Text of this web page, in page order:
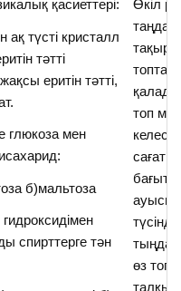
қасиеттері:
ақ түсті кристалл
тәтті
еритін тәтті,
глюкоза мен
б)мальтоза
спирттерге тән
Өкіл
топ
келесі
сағат
өз